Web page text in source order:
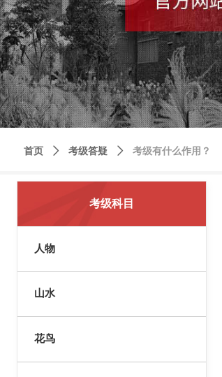
首页 ꄲ 考级答疑 ꄲ 考级有什么作用？
考级科目
人物
山水
花鸟